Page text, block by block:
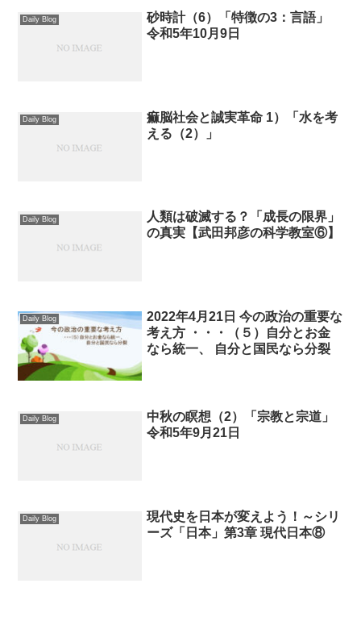
Daily Blog
砂時計（6）「特徴の3：言語」
令和5年10月9日
Daily Blog
痲脳社会と誠実革命 1）「水を考
える（2）」
Daily Blog
人類は破滅する？「成長の限界」
の真実【武田邦彦の科学教室⑥】
Daily Blog
2022年4月21日 今の政治の重要な
考え方 ・・・（５）自分とお金
なら統一、 自分と国民なら分裂
Daily Blog
中秋の瞑想（2）「宗教と宗道」
令和5年9月21日
Daily Blog
現代史を日本が変えよう！～シリ
ーズ「日本」第3章 現代日本⑧